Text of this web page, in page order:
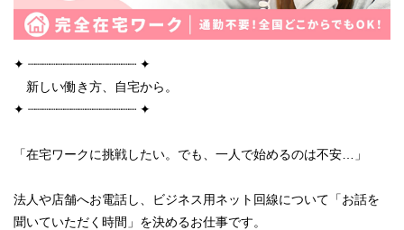
✦ ┈┈┈┈┈┈┈┈┈┈┈┈┈┈┈ ✦
新しい働き方、自宅から。
✦ ┈┈┈┈┈┈┈┈┈┈┈┈┈┈┈ ✦
「在宅ワークに挑戦したい。でも、一人で始めるのは不安…」
法人や店舗へお電話し、ビジネス用ネット回線について「お話を
聞いていただく時間」を決めるお仕事です。